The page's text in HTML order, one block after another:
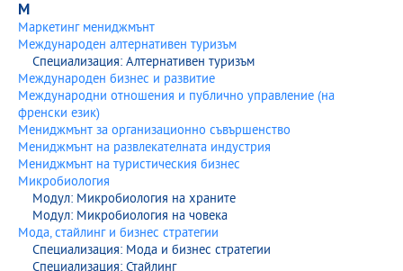
М
Маркетинг мениджмънт
Международен алтернативен туризъм
Специализация: Алтернативен туризъм
Международен бизнес и развитие
Международни отношения и публично управление (на
френски език)
Мениджмънт за организационно съвършенство
Мениджмънт на развлекателната индустрия
Мениджмънт на туристическия бизнес
Микробиология
Модул: Микробиология на храните
Модул: Микробиология на човека
Мода, стайлинг и бизнес стратегии
Специализация: Мода и бизнес стратегии